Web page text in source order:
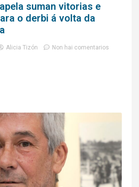
suman vitorias e
o derbi á volta da
Alicia Tizón Non hai comentarios